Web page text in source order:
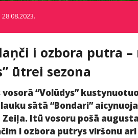
28.08.2023.
i ozbora putra
ūtrei sezona
vosorā “Volūdys”
sātā “Bondari”
Itū vosoru pošā
i ozbora putrys viršonu ari